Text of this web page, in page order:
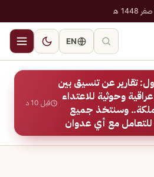
EN
تقارير عن تنسيق بين
وحوثية للاعتداء
وسنتخذ جميع
للتعامل مع أي عدوان
قبل 10 د